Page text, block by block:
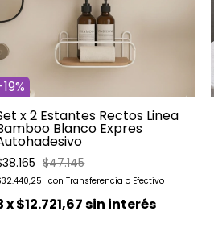
19%
x 2 Estantes Rectos Linea
Blanco Expres
$47.145
x$12.721,67sin interés